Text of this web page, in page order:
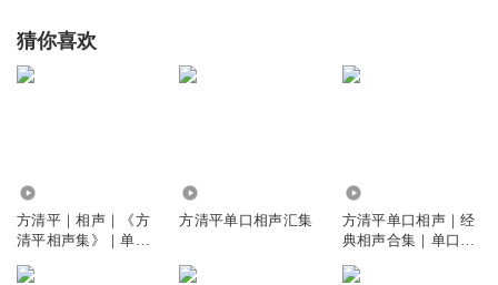
猜你喜欢
方清平｜相声｜《方
清平相声集》｜单口
方清平单口相声汇集
方清平单口相声｜经
典相声合集｜单口必